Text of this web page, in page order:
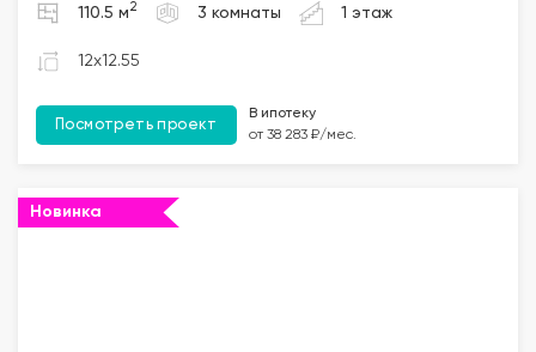
110.5 м 2 3 комнаты 1 этаж
12x12.55
Посмотреть проект
В ипотеку
от 38 283 ₽/мес.
Новинка